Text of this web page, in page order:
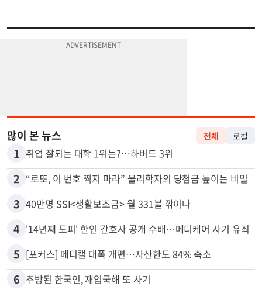
많이 본 뉴스 전체 로컬
1 취업 잘되는 대학 1위는?…하버드 3위
2 “로또, 이 번호 찍지 마라” 물리학자의 당첨금 높이는 비밀
3 40만명 SSI<생활보조금> 월 331불 깎이나
4 '14년째 도피' 한인 간호사 공개 수배…메디케어 사기 유죄
5 [포커스] 메디캘 대폭 개편…자산한도 84% 축소
6 추방된 한국인, 재입국해 또 사기